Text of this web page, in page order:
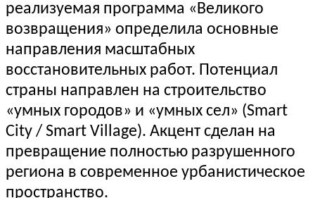
реализуемая программа «Великого
возвращения» определила основные
направления масштабных
восстановительных работ. Потенциал
страны направлен на строительство
«умных городов» и «умных сел» (Smart
City / Smart Village). Акцент сделан на
превращение полностью разрушенного
региона в современное урбанистическое
пространство.